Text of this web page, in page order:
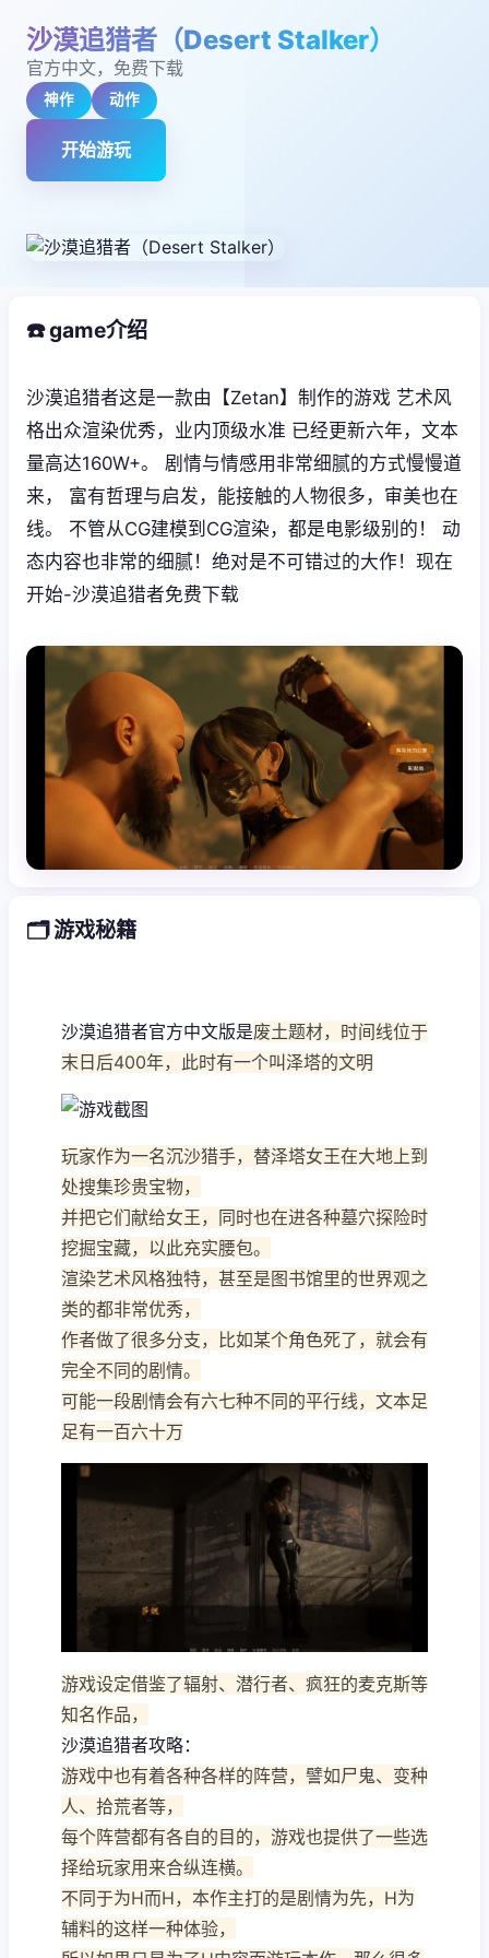
沙漠追猎者（Desert Stalker）
官方中文，免费下载
神作 动作
开始游玩
☎️ game介绍
沙漠追猎者这是一款由【Zetan】制作的游戏 艺术风
格出众渲染优秀，业内顶级水准 已经更新六年，文本
量高达160W+。 剧情与情感用非常细腻的方式慢慢道
来， 富有哲理与启发，能接触的人物很多，审美也在
线。 不管从CG建模到CG渲染，都是电影级别的！ 动
态内容也非常的细腻！绝对是不可错过的大作！现在
开始-沙漠追猎者免费下载
🗂️ 游戏秘籍
沙漠追猎者官方中文版是废土题材，时间线位于
末日后400年，此时有一个叫泽塔的文明
玩家作为一名沉沙猎手，替泽塔女王在大地上到
处搜集珍贵宝物，
并把它们献给女王，同时也在进各种墓穴探险时
挖掘宝藏，以此充实腰包。
渲染艺术风格独特，甚至是图书馆里的世界观之
类的都非常优秀，
作者做了很多分支，比如某个角色死了，就会有
完全不同的剧情。
可能一段剧情会有六七种不同的平行线，文本足
足有一百六十万
游戏设定借鉴了辐射、潜行者、疯狂的麦克斯等
知名作品，
沙漠追猎者攻略：
游戏中也有着各种各样的阵营，譬如尸鬼、变种
人、拾荒者等，
每个阵营都有各自的目的，游戏也提供了一些选
择给玩家用来合纵连横。
不同于为H而H，本作主打的是剧情为先，H为
辅料的这样一种体验，